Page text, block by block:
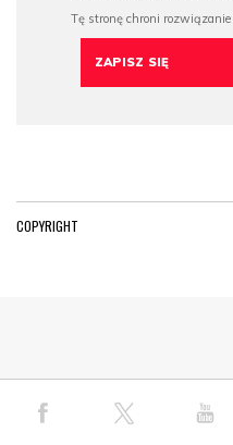
COPYRIGHT
© COPYRIGHT PAP 2026